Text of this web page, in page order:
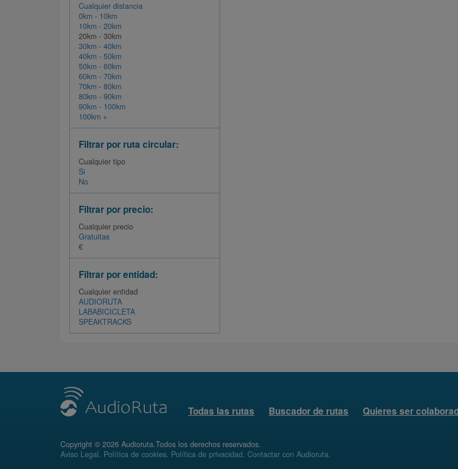
Cualquier distancia
0km - 10km
10km - 20km
20km - 30km
30km - 40km
40km - 50km
50km - 60km
60km - 70km
70km - 80km
80km - 90km
90km - 100km
100km +
Filtrar por ruta circular:
Cualquier tipo
Si
No
Filtrar por precio:
Cualquier precio
Gratuitas
€
Filtrar por entidad:
Cualquier entidad
AUDIORUTA
LABABICICLETA
SPEAKTRACKS
Todas las rutas Buscador de rutas Quieres ser
Copyright © 2026 Audioruta.Todos los derechos reservados.
Aviso Legal. Política de cookies. Política de privacidad. Contactar con Audioruta.